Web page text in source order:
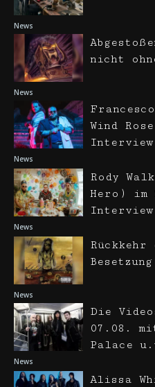
News
News
nicht
News
Wind
Interview
News
Rody
Hero) im
Interview
News
News
Die
07.08.
Palace
Alissa